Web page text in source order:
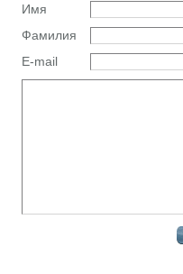
Имя
Фамилия
E-mail